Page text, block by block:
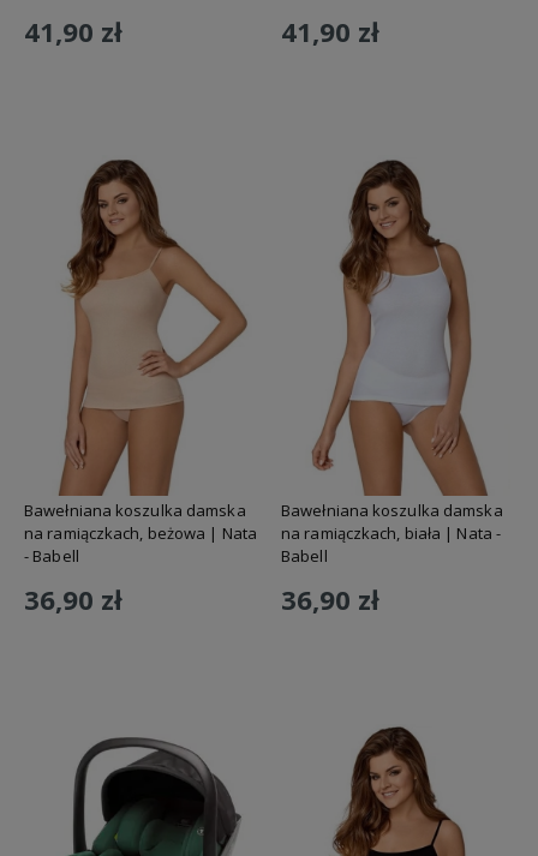
41,90 zł 41,90 zł
Bawełniana koszulka damska
na ramiączkach, beżowa | Nata
- Babell
36,90 zł
Bawełniana koszulka damska
na ramiączkach, biała | Nata -
Babell
36,90 zł